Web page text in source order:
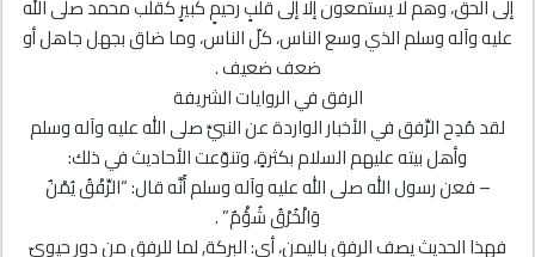
إلى الحق، وهم لا يستمعون إلا إلى قلبٍ رحيمٍ كبيرٍ كقلب محمد صلى الله
عليه وآله وسلم الذي وسع الناس، كلّ الناس، وما ضاق بجهل جاهل أو
ضعف ضعيف .
الرفق في الروايات الشريفة
لقد مُدِح الرِّفق في الأخبار الواردة عن النبيِّ صلى الله عليه وآله وسلم
وأهل بيته عليهم السلام بكثرةٍ، وتنوّعت الأحاديث في ذلك:
– فعن رسول الله صلى الله عليه وآله وسلم أَنَّه قال: “الرِّفْقُ يُمْنٌ
وَالْخُرْقُ شُؤْمٌ” .
فهذا الحديث يصف الرفق باليمن، أي: البركة, لما للرفق من دور حيويّ